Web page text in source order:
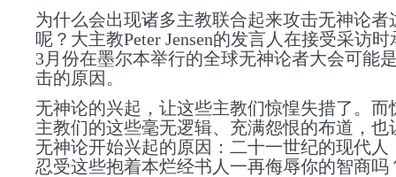
为什么会出现诸多主教联合起来攻击无神论者
呢？ 大主教Peter Jensen的发言人在接受采访
3月份在墨尔本举行的全球无神论者大会可能
击的原因。
无神论的兴起，让这些主教们惊惶失措了。而
主教们的这些毫无逻辑、充满怨恨的布道，也
无神论开始兴起的原因：二十一世纪的现代人
忍受这些抱着本烂经书人一再侮辱你的智商吗